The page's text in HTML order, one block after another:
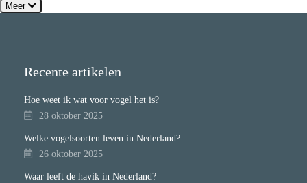
Meer
Recente artikelen
Hoe weet ik wat voor vogel het is?
28 oktober 2025
Welke vogelsoorten leven in Nederland?
26 oktober 2025
Waar leeft de havik in Nederland?